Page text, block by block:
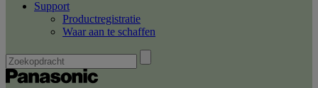
Support
Productregistratie
Waar aan te schaffen